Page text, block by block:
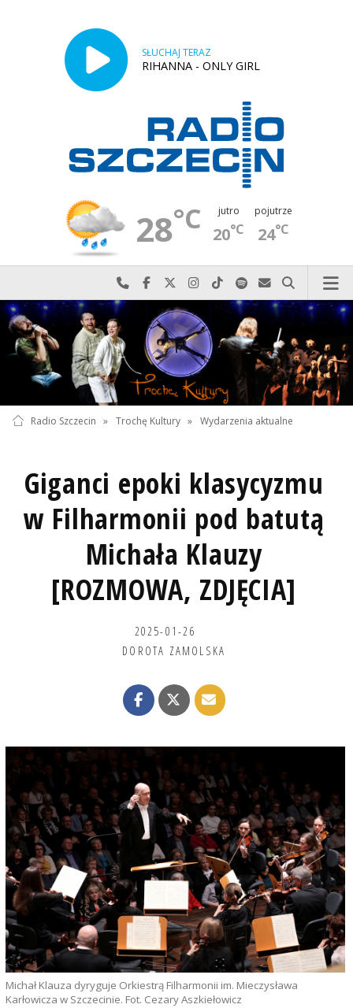
SŁUCHAJ TERAZ
RIHANNA - ONLY GIRL
28°C jutro
20°C
pojutrze
24°C
Najlepiej po prostu do nas zadzwoń
Odwiedź nas na Facebook-u
Odwiedź nas na X
Odwiedź nas na Instagram-ie
Odwiedź nas na TikTok-u
Szukaj nas na Spotify
Wyślij do nas
Szukaj
Radio Szczecin » Trochę Kultury » Wydarzenia aktualne
Giganci epoki klasycyzmu
w Filharmonii pod batutą
Michała Klauzy
[ROZMOWA, ZDJĘCIA]
2025-01-26
DOROTA ZAMOLSKA
Michał Klauza dyryguje Orkiestrą Filharmonii im. Mieczysława
Karłowicza w Szczecinie. Fot. Cezary Aszkiełowicz